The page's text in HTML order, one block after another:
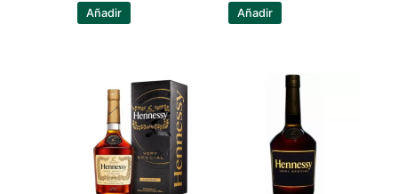
Añadir Añadir